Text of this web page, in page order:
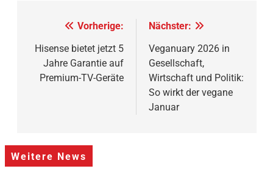
Beitragsnavigation
Vorherige:
Hisense bietet jetzt 5
Jahre Garantie auf
Premium-TV-Geräte
Nächster:
Veganuary 2026 in
Gesellschaft,
Wirtschaft und Politik:
So wirkt der vegane
Januar
Weitere News